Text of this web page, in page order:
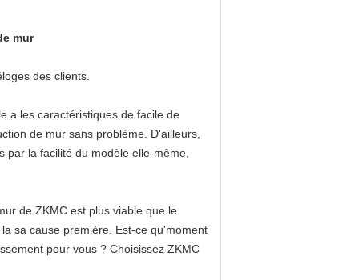
mur
des clients.
a les caractéristiques de facile de
de mur sans problème. D'ailleurs,
la facilité du modèle elle-même,
de ZKMC est plus viable que le
sa cause première. Est-ce qu'moment
pour vous ? Choisissez ZKMC